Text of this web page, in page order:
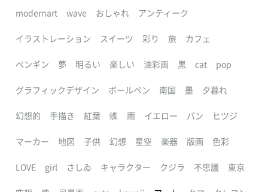
modernart wave おしゃれ アンティーク
イラストレーション スイーツ 彩り 旅 カフェ
ペンギン 夢 明るい 楽しい 油彩画 黒 cat pop
グラフィックデザイン ボールペン 南国 墨 夕暮れ
幻想的 手描き 紅葉 蝶 雨 イエロー パン ヒツジ
マーカー 地図 子供 幻想 星空 楽器 版画 色彩
LOVE girl さしゐ キャラクター クジラ 不思議 東京